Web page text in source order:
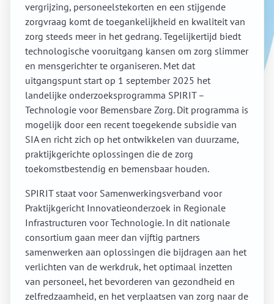
vergrijzing, personeelstekorten en een stijgende
zorgvraag komt de toegankelijkheid en kwaliteit van
zorg steeds meer in het gedrang. Tegelijkertijd biedt
technologische vooruitgang kansen om zorg slimmer
en mensgerichter te organiseren. Met dat
uitgangspunt start op 1 september 2025 het
landelijke onderzoeksprogramma SPIRIT –
Technologie voor Bemensbare Zorg. Dit programma is
mogelijk door een recent toegekende subsidie van
SIA en richt zich op het ontwikkelen van duurzame,
praktijkgerichte oplossingen die de zorg
toekomstbestendig en bemensbaar houden.
SPIRIT staat voor Samenwerkingsverband voor
Praktijkgericht Innovatieonderzoek in Regionale
Infrastructuren voor Technologie. In dit nationale
consortium gaan meer dan vijftig partners
samenwerken aan oplossingen die bijdragen aan het
verlichten van de werkdruk, het optimaal inzetten
van personeel, het bevorderen van gezondheid en
zelfredzaamheid, en het verplaatsen van zorg naar de